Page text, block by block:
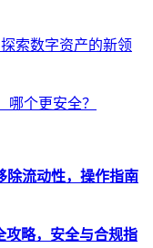
索数字资产的新领
哪个更安全？
除流动性，操作指南
攻略，安全与合规指